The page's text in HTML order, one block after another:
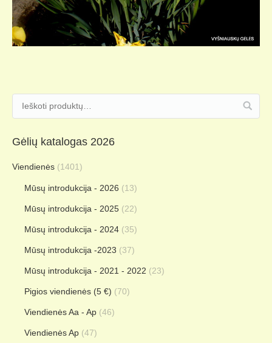
Gėlių katalogas 2026
Viendienės (1401)
Mūsų introdukcija - 2026 (13)
Mūsų introdukcija - 2025 (22)
Mūsų introdukcija - 2024 (35)
Mūsų introdukcija -2023 (37)
Mūsų introdukcija - 2021 - 2022 (23)
Pigios viendienės (5 €) (70)
Viendienės Aa - Ap (46)
Viendienės Ap (47)